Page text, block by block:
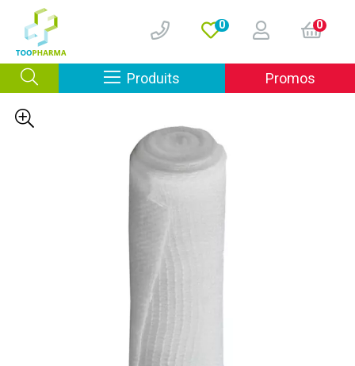
0 0
Produits Afficher la navigation
Promos